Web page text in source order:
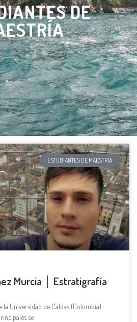
DE
ESTUDIANTES DE MAESTRÍA
Murcia │ Estratigrafía
Universidad de Caldas (Colombia).
se